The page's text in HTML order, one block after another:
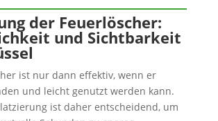
der Feuerlöscher:
und Sichtbarkeit
ist nur dann effektiv, wenn er
und leicht genutzt werden kann.
ist daher entscheidend, um